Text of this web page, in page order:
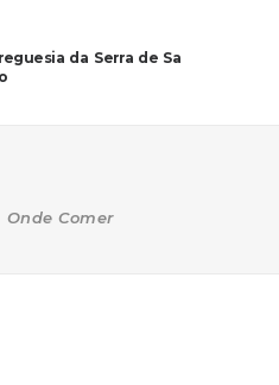
da Serra de Sa
Onde Comer